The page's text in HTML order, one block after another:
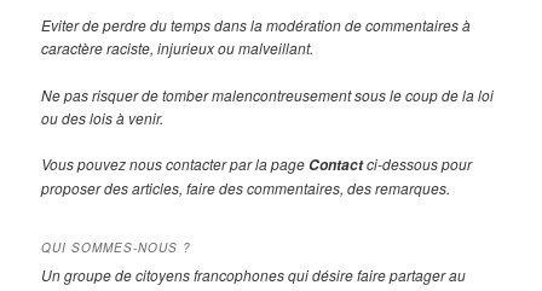
Eviter de perdre du temps dans la modération de commentaires à
caractère raciste, injurieux ou malveillant.
Ne pas risquer de tomber malencontreusement sous le coup de la loi
ou des lois à venir.
Vous pouvez nous contacter par la page Contactci-dessous pour
proposer des articles, faire des commentaires, des remarques.
QUI SOMMES-NOUS ?
Un groupe de citoyens francophones qui désire faire partager au